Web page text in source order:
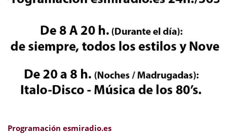
Programación esmiradio.es